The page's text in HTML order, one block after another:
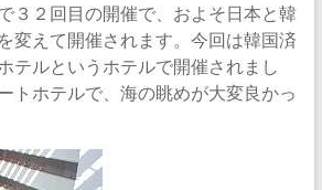
３２回目の開催で、およそ日本と韓
変えて開催されます。今回は韓国済
テルというホテルで開催されまし
トホテルで、海の眺めが大変良かっ